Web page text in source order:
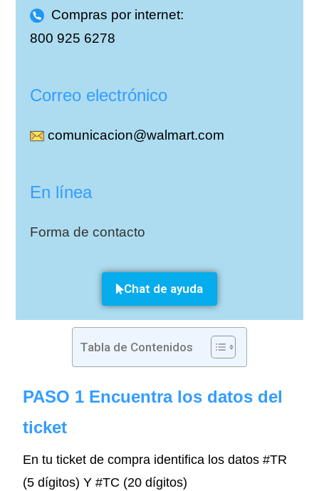
Compras por internet:
800 925 6278
Correo electrónico
comunicacion@walmart.com
En línea
Forma de contacto
Chat de ayuda
Tabla de Contenidos
PASO 1 Encuentra los datos del
ticket
En tu ticket de compra identifica los datos #TR
(5 dígitos) Y #TC (20 dígitos)